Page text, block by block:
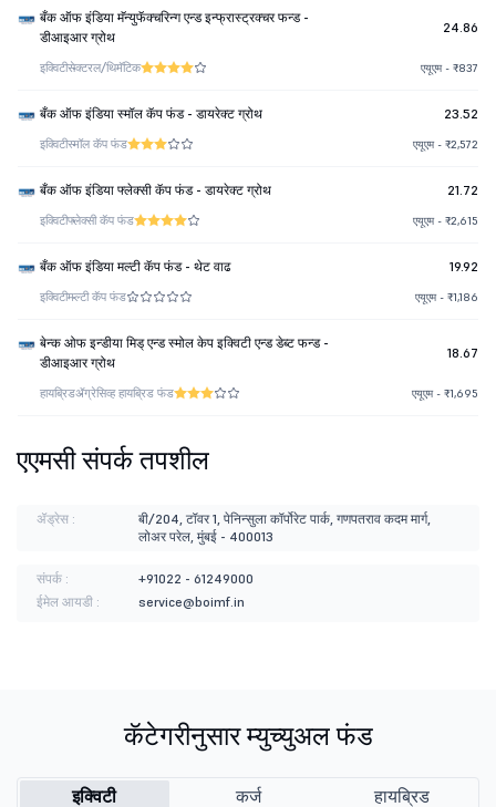
बँक ऑफ इंडिया मॅन्युफॅक्चरिन्ग एन्ड इन्फ्रास्ट्रक्चर फन्ड -
डीआइआर ग्रोथ
24.86
इक्विटीसेक्टरल/थिमॅटिक एयूएम - ₹837
बँक ऑफ इंडिया स्मॉल कॅप फंड - डायरेक्ट ग्रोथ 23.52
इक्विटीस्मॉल कॅप फंड एयूएम - ₹2,572
बँक ऑफ इंडिया फ्लेक्सी कॅप फंड - डायरेक्ट ग्रोथ 21.72
इक्विटीफ्लेक्सी कॅप फंड एयूएम - ₹2,615
बँक ऑफ इंडिया मल्टी कॅप फंड - थेट वाढ 19.92
इक्विटीमल्टी कॅप फंड एयूएम - ₹1,186
बेन्क ओफ इन्डीया मिड् एन्ड स्मोल केप इक्विटी एन्ड डेब्ट फन्ड -
डीआइआर ग्रोथ
18.67
हायब्रिडॲग्रेसिव्ह हायब्रिड फंड एयूएम - ₹1,695
एएमसी संपर्क तपशील
ॲड्रेस :
बी/204, टॉवर 1, पेनिन्सुला कॉर्पोरेट पार्क, गणपतराव कदम मार्ग,
लोअर परेल, मुंबई - 400013
संपर्क :
+91022 - 61249000
ईमेल आयडी :
service@boimf.in
कॅटेगरीनुसार म्युच्युअल फंड
इक्विटी कर्ज हायब्रिड